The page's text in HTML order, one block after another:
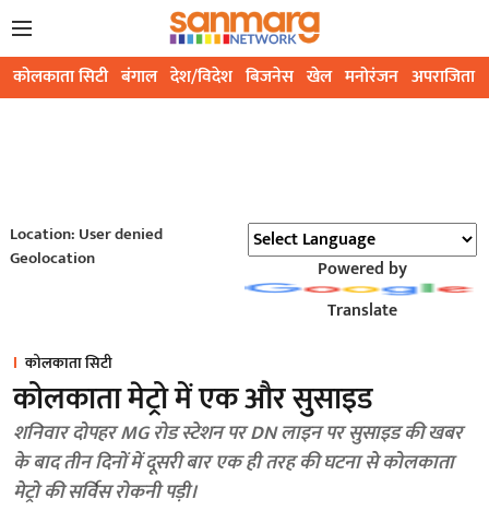
कोलकाता सिटी बंगाल देश/विदेश बिजनेस खेल मनोरंजन अपराजिता
Location: User denied
Geolocation
Powered by
Translate
कोलकाता सिटी
कोलकाता मेट्रो में एक और सुसाइड
शनिवार दोपहर MG रोड स्टेशन पर DN लाइन पर सुसाइड की खबर
के बाद तीन दिनों में दूसरी बार एक ही तरह की घटना से कोलकाता
मेट्रो की सर्विस रोकनी पड़ी।